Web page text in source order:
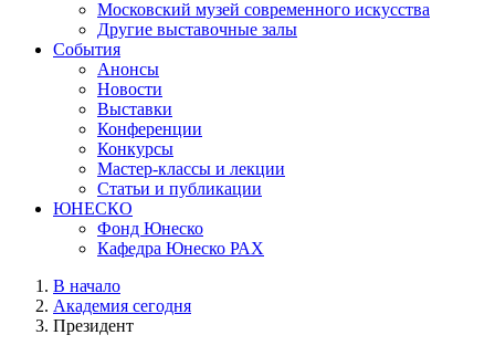
Московский музей современного искусства
Другие выставочные залы
События
Анонсы
Новости
Выставки
Конференции
Конкурсы
Мастер-классы и лекции
Статьи и публикации
ЮНЕСКО
Фонд Юнеско
Кафедра Юнеско РАХ
В начало
Академия сегодня
Президент